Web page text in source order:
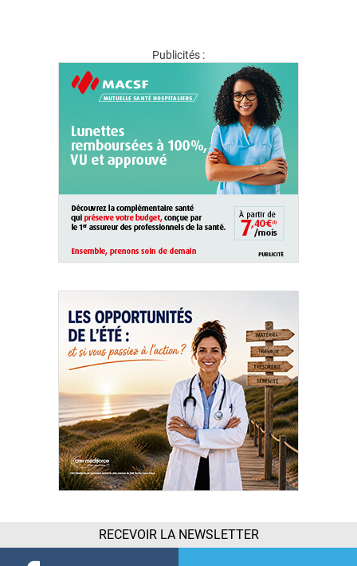
Publicités :
RECEVOIR LA NEWSLETTER